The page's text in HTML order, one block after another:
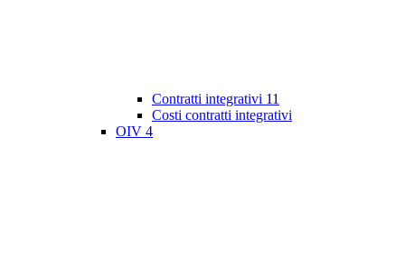
Contratti integrativi 11
Costi contratti integrativi
OIV 4